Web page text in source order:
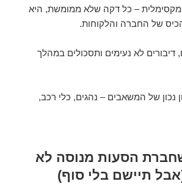
מקסימלית – כל דקה שלא ממומשת, היא
של החברה והלקוחות.
דיבורים לא נעימים ותסכולים במהלך
נכון של המשאבים – נהגים, כלי רכב,
שחברת הסעות מנוסה לא
תיישם בלי סוף)